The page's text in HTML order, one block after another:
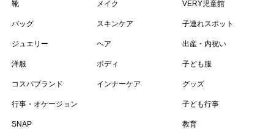
靴
バッグ
ジュエリー
洋服
コスパブランド
行事・オケージョン
SNAP
メイク
スキンケア
ヘア
ボディ
インナーケア
VERY児童館
子連れスポット
出産・内祝い
子ども服
グッズ
子ども行事
教育